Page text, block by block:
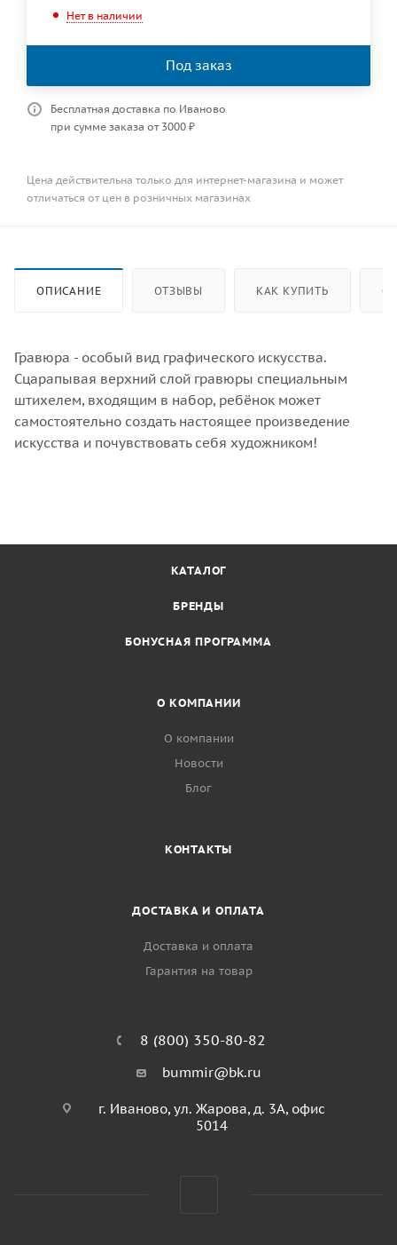
Нет в наличии
Под заказ
Бесплатная доставка по Иваново
при сумме заказа от 3000 ₽
Цена действительна только для интернет-магазина и может
отличаться от цен в розничных магазинах
ОПИСАНИЕ ОТЗЫВЫ КАК КУПИТЬ
Гравюра - особый вид графического искусства.
Сцарапывая верхний слой гравюры специальным
штихелем, входящим в набор, ребёнок может
самостоятельно создать настоящее произведение
искусства и почувствовать себя художником!
КАТАЛОГ
БРЕНДЫ
БОНУСНАЯ ПРОГРАММА
О КОМПАНИИ
О компании
Новости
Блог
КОНТАКТЫ
ДОСТАВКА И ОПЛАТА
Доставка и оплата
Гарантия на товар
8 (800) 350-80-82
bummir@bk.ru
г. Иваново, ул. Жарова, д. 3А, офис
5014